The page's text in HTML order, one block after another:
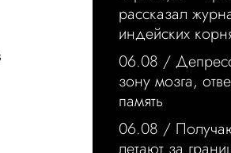
рассказал
индейских
06.08 /
зону мозга,
память
06.08 /
летают за